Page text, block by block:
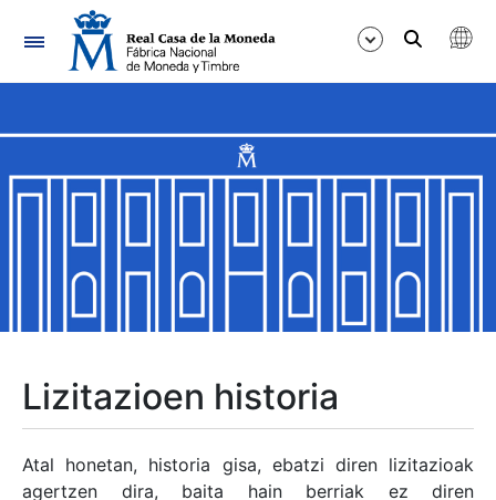
Nabigazioa
Erakutsi/Ezkutatu
Erakutsi/Ezkutatu
Erakutsi/Ezkutatu
Erakutsi/Ezkutatu
Lizitazioen historia
Atal honetan, historia gisa, ebatzi diren lizitazioak
agertzen dira, baita hain berriak ez diren